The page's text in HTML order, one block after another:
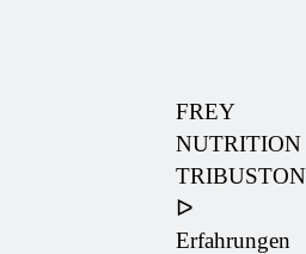
FREY
NUTRITION
TRIBUSTON
ᐅ
Erfahrungen